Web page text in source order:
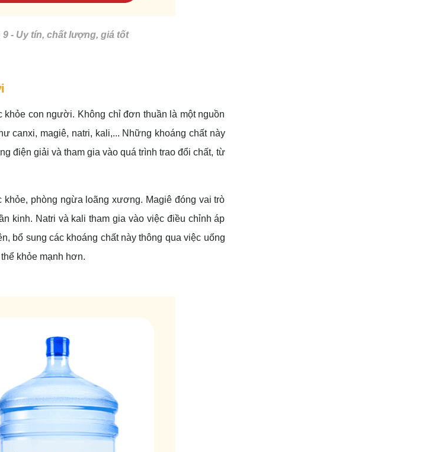
- Uy tín, chất lượng, giá tốt
con người. Không chỉ đơn thuần là một nguồn
canxi, magiê, natri, kali,... Những khoáng chất này
điện giải và tham gia vào quá trình trao đổi chất, từ
phòng ngừa loãng xương. Magiê đóng vai trò
kinh. Natri và kali tham gia vào việc điều chỉnh áp
bổ sung các khoáng chất này thông qua việc uống
khỏe mạnh hơn.